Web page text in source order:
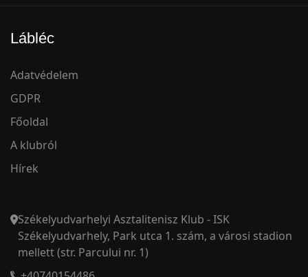
Lábléc
Adatvédelem
GDPR
Főoldal
A klubról
Hírek
Székelyudvarhelyi Asztalitenisz Klub - ISK
Székelyudvarhely, Park utca 1. szám, a városi stadion
mellett (str. Parcului nr. 1)